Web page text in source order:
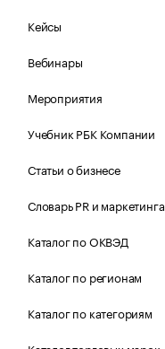
Кейсы
Вебинары
Мероприятия
Учебник РБК Компании
Статьи о бизнесе
Словарь PR и маркетинга
Каталог по ОКВЭД
Каталог по регионам
Каталог по категориям